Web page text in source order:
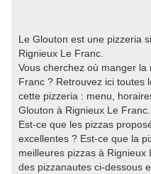
Le Glouton est une pizzeria
Rignieux Le Franc.
Vous cherchez où manger
Franc ? Retrouvez ici toutes
cette pizzeria : menu,
Glouton à Rignieux Le Franc.
Est-ce que les pizzas
excellentes ? Est-ce que la
meilleures pizzas à
des pizzanautes ci-dessous